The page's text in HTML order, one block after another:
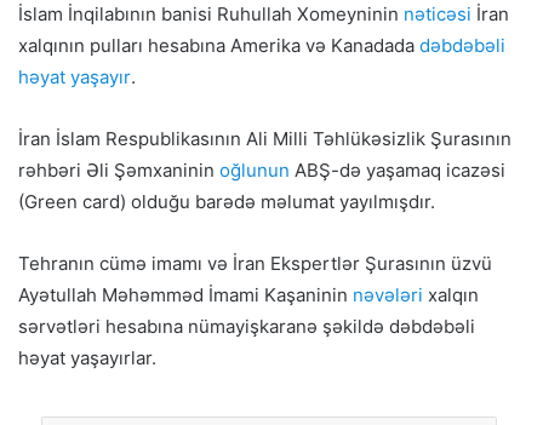
İslam İnqilabının banisi Ruhullah Xomeyninin nəticəsi İran
xalqının pulları hesabına Amerika və Kanadada dəbdəbəli
həyat yaşayır.
İran İslam Respublikasının Ali Milli Təhlükəsizlik Şurasının
rəhbəri Əli Şəmxaninin oğlunun ABŞ-də yaşamaq icazəsi
(Green card) olduğu barədə məlumat yayılmışdır.
Tehranın cümə imamı və İran Ekspertlər Şurasının üzvü
Ayətullah Məhəmməd İmami Kaşaninin nəvələri xalqın
sərvətləri hesabına nümayişkaranə şəkildə dəbdəbəli
həyat yaşayırlar.